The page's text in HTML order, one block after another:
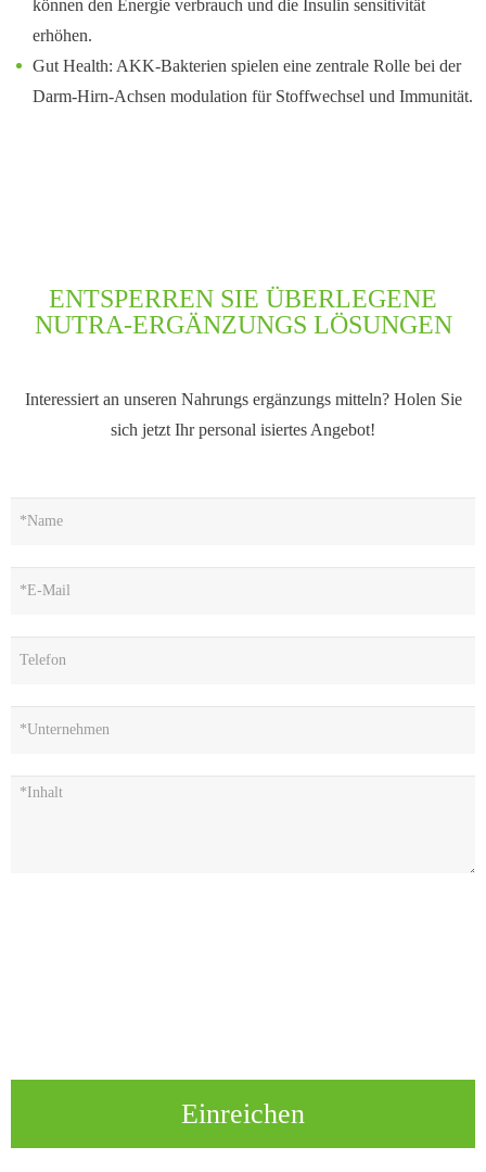
können den Energie verbrauch und die Insulin sensitivität
erhöhen.
Gut Health: AKK-Bakterien spielen eine zentrale Rolle bei der
Darm-Hirn-Achsen modulation für Stoffwechsel und Immunität.
ENTSPERREN SIE ÜBERLEGENE
NUTRA-ERGÄNZUNGS LÖSUNGEN
Interessiert an unseren Nahrungs ergänzungs mitteln? Holen Sie
sich jetzt Ihr personal isiertes Angebot!
Einreichen